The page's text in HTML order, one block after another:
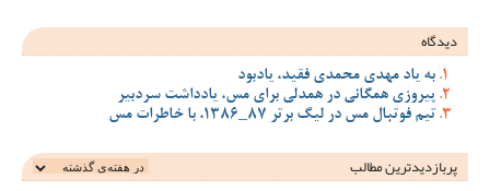
دیدگاه
به یاد مهدی محمدی فقید، یادبود
پیروزی همگانی در همدلی برای مس، یادداشت سردبیر
تیم فوتبال مس در لیگ برتر 87_1386، با خاطرات مس
پربازدیدترین‌ مطالب